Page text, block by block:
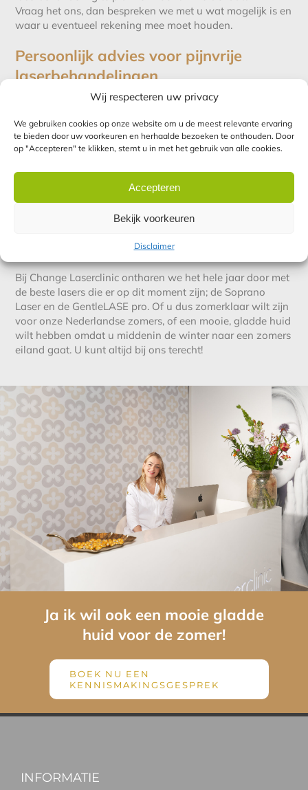
Wij respecteren uw privacy
We gebruiken cookies op onze website om u de meest relevante ervaring
te bieden door uw voorkeuren en herhaalde bezoeken te onthouden. Door
op "Accepteren" te klikken, stemt u in met het gebruik van alle cookies.
Accepteren
Bekijk voorkeuren
Disclaimer
Vraag het ons, dan bespreken we met u wat mogelijk is en
waar u eventueel rekening mee moet houden.
Persoonlijk advies voor pijnvrije
laserbehandelingen
Welke laserbehandeling voor u het meest geschikt is en
zeggen. Dat hangt onder andere van uw huidtype af. Kom
daarom langs voor een persoonlijke kennismaking, dan
hoeveel behandelingen u ongeveer nodig zult hebben.
Welke aanpak we ook voor u adviseren, u kunt erop
rekenen dat het altijd 100% pijnvrij zal zijn.
Kom naar Change Laserclinic!
Bij Change Laserclinic ontharen we het hele jaar door met
de beste lasers die er op dit moment zijn; de Soprano
Laser en de GentleLASE pro. Of u dus zomerklaar wilt zijn
voor onze Nederlandse zomers, of een mooie, gladde huid
wilt hebben omdat u middenin de winter naar een zomers
eiland gaat. U kunt altijd bij ons terecht!
Ja ik wil ook een mooie gladde
huid voor de zomer!
BOEK NU EEN
KENNISMAKINGSGESPREK
INFORMATIE